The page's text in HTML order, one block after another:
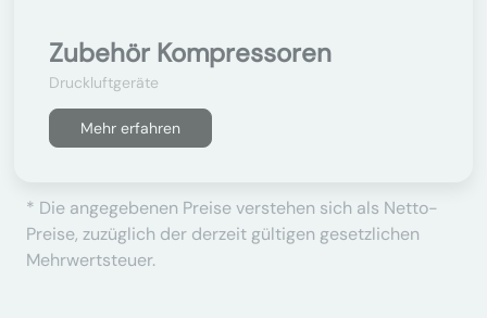
Zubehör Kompressoren
Druckluftgeräte
Mehr erfahren
* Die angegebenen Preise verstehen sich als Netto-
Preise, zuzüglich der derzeit gültigen gesetzlichen
Mehrwertsteuer.